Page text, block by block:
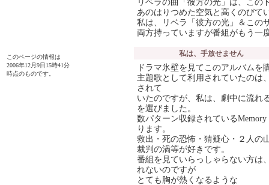
リベラの曲「彼方の光」は、この
あのはりつめた空気と高くのびて
私は、リベラ「彼方の光」＆この
両方持っていますが番組がもう一
私は、手放せません
ドラマ氷壁を見てこのアルバムを
主題歌として利用されていたのは
されて
いたのですが、私は、劇中に流れ
を選びました。
数パターン収録されている
ります。
救出・死の恐怖・猜疑心・２人の
裁判の渦等が好きです。
番組を見ていらっしゃらない方は
れないのですが
とても胸が熱くなるような
このページの情報は
2006年12月9日15時41分
時点のものです。